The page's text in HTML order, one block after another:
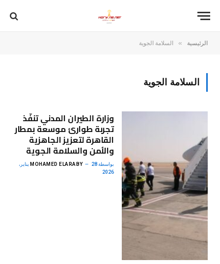
الرئيسية » السلامة الجوية
السلامة الجوية
وزارة الطيران المدني تنفّذ
تجربة طوارئ موسعة بمطار
القاهرة لتعزيز الجاهزية
والأمن والسلامة الجوية
بواسطة MOHAMED ELARABY 28 يناير،
2026